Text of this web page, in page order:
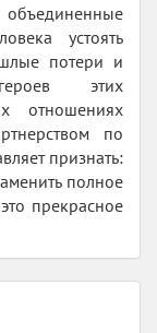
устоять
потери и
этих
отношениях
по
признать:
полное
прекрасное